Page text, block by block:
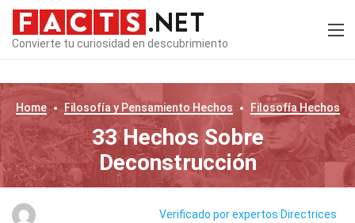
Convierte tu curiosidad en descubrimiento
Home Filosofía y Pensamiento Hechos Filosofía Hechos
33 Hechos Sobre
Deconstrucción
Verificado por expertos Directrices